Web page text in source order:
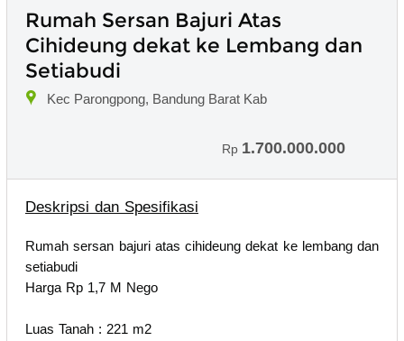
Rumah Sersan Bajuri Atas
Cihideung dekat ke Lembang dan
Setiabudi
Kec Parongpong, Bandung Barat Kab
Rp 1.700.000.000
Deskripsi dan Spesifikasi
Rumah sersan bajuri atas cihideung dekat ke lembang dan
setiabudi
Harga Rp 1,7 M Nego
Luas Tanah : 221 m2